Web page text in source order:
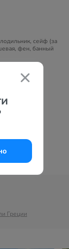
сейф (за
фен, банный
Греции